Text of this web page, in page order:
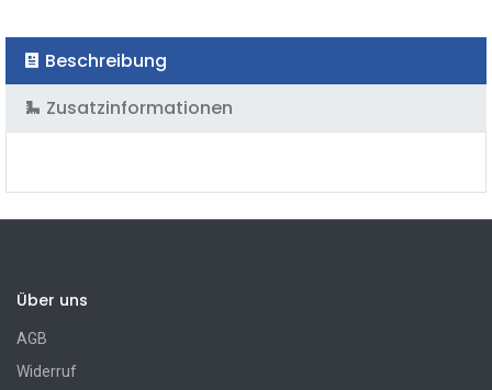
Beschreibung
Zusatzinformationen
Über uns
AGB
Widerruf